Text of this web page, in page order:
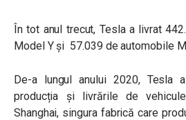
În tot anul trecut, Tesla a livrat
Model Y și 57.039 de automobile
De-a lungul anului 2020, Tesla
producția și livrările de
Shanghai, singura fabrică care